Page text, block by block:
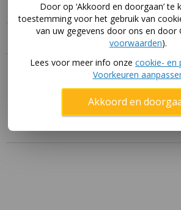
Specificaties
Handleiding
Download hier de handleidingen
Door op ‘Akkoord en doorgaan’ te
toestemming voor het gebruik van
van uw gegevens door ons en door
voorwaarden).
Lees voor meer info onze cookie- en
Voorkeuren
Akkoord en